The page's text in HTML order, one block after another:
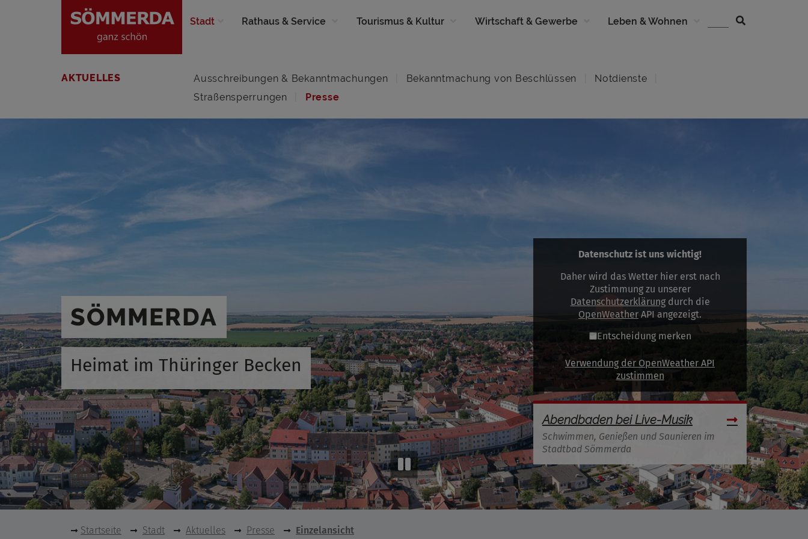
Stadt Rathaus & Service Tourismus & Kultur Wirtschaft & Gewerbe Leben & Wohnen
AKTUELLES Ausschreibungen & Bekanntmachungen Bekanntmachung von Beschlüssen
Notdienste
Straßensperrungen
Presse
SÖMMERDA
Heimat im Thüringer Becken
Datenschutz ist uns wichtig!
Daher wird das Wetter hier erst nach
Zustimmung zu unserer
Datenschutzerklärungdurch die
OpenWeather API angezeigt.
Entscheidung merken
Verwendung der OpenWeather API
zustimmen
Abendbaden bei Live-Musik
Schwimmen, Genießen und Saunieren im
Stadtbad Sömmerda
Startseite Stadt Aktuelles Presse Einzelansicht